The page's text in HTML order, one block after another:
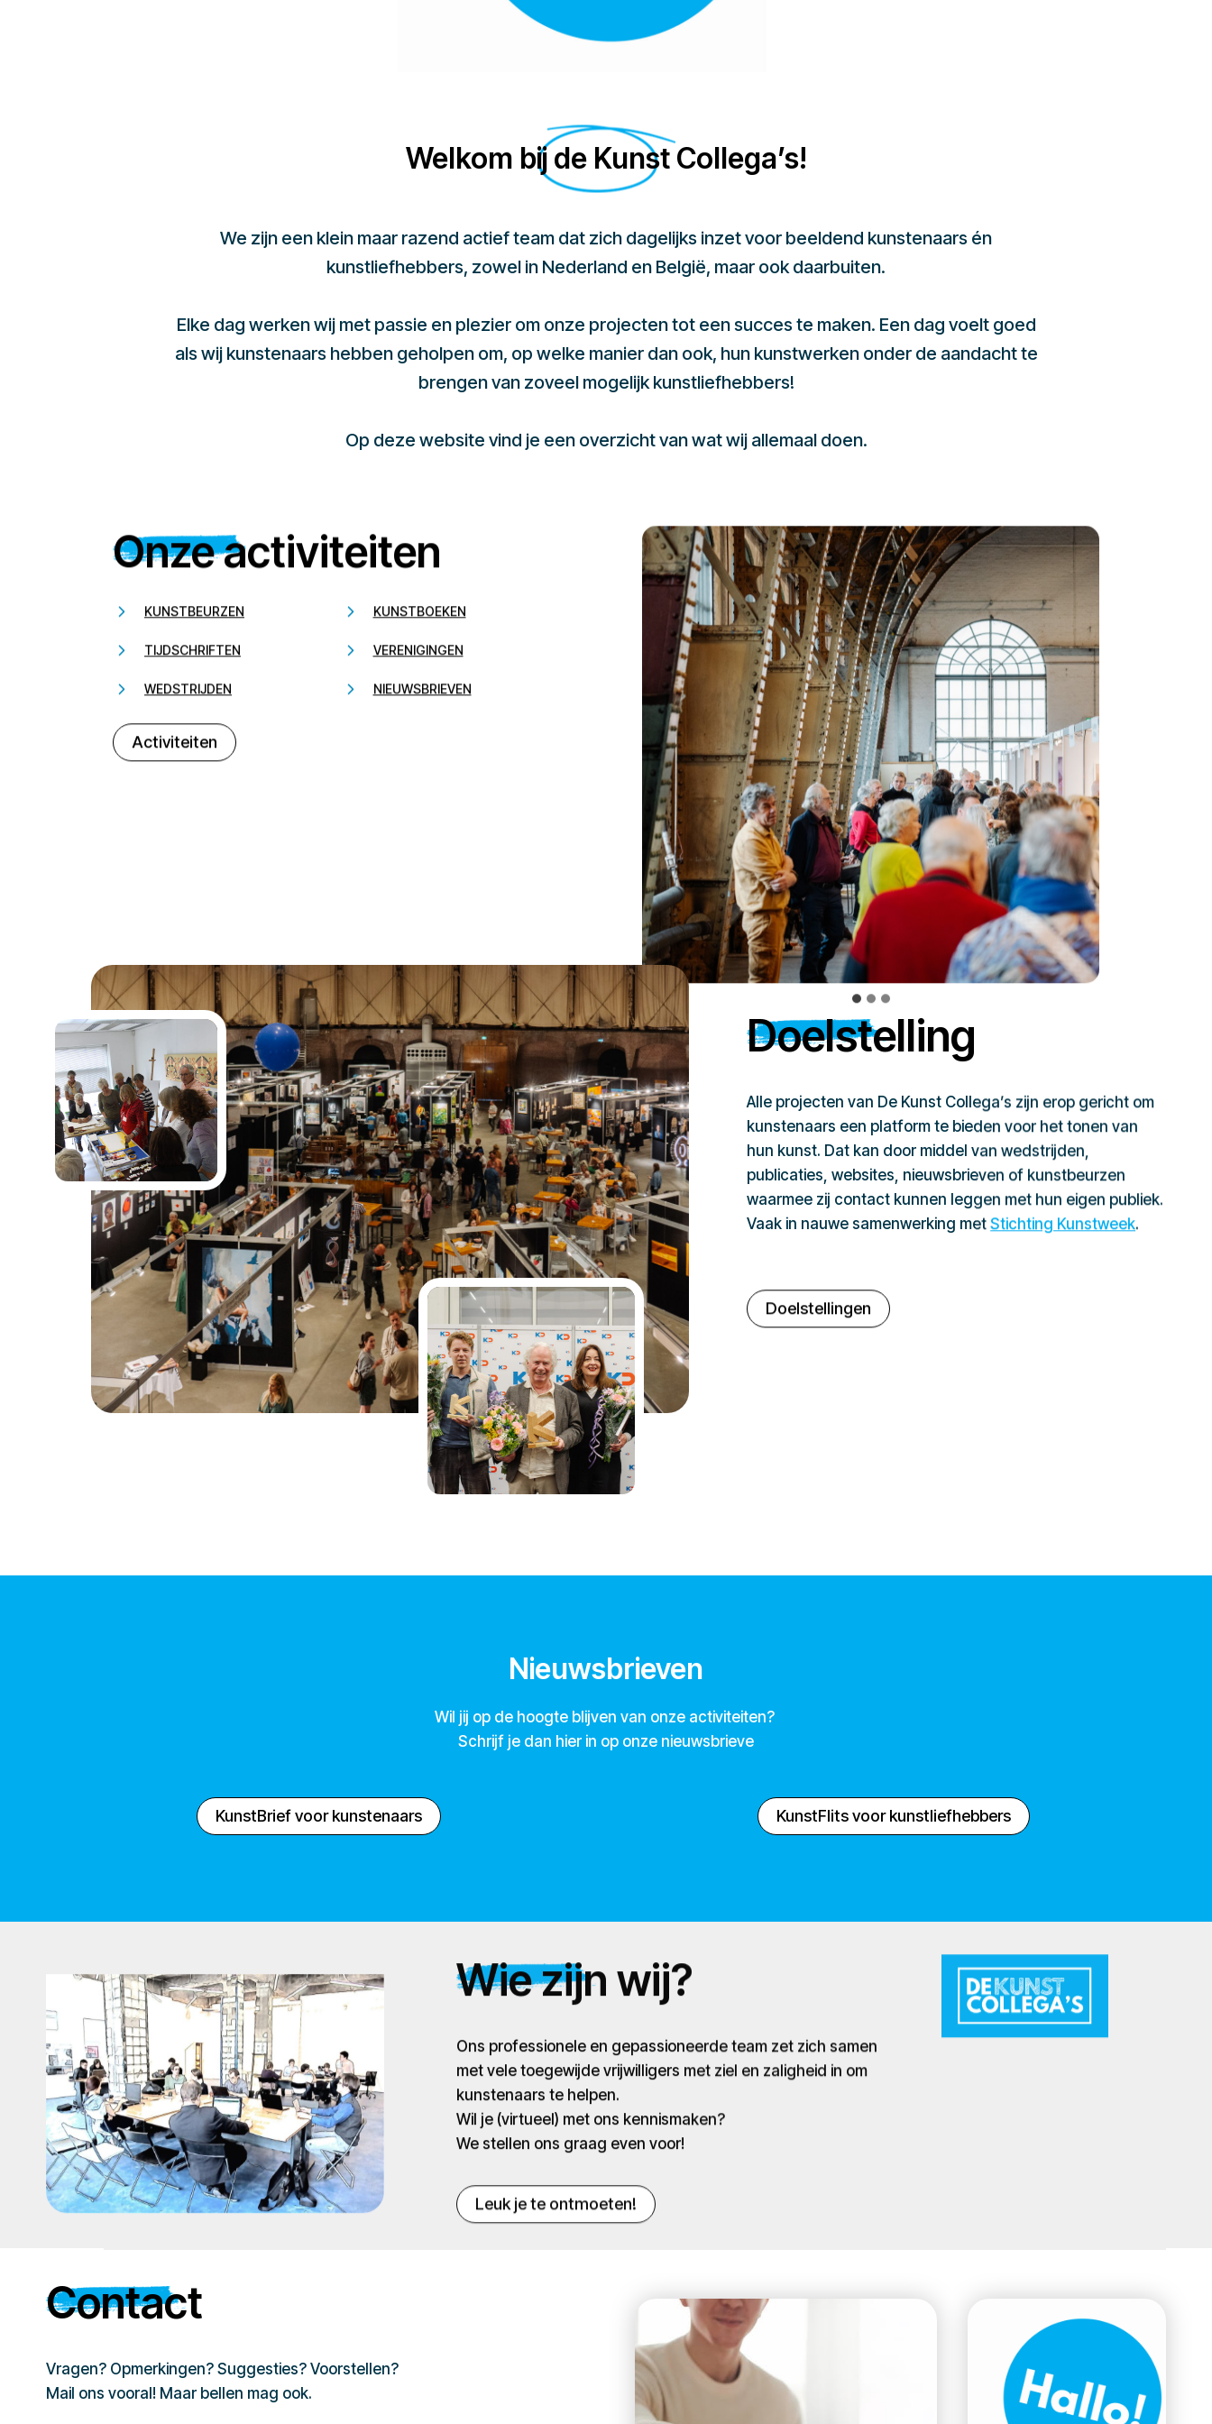
Welkom bij de Kunst Collega’s!
We zijn een klein maar razend actief team dat zich dagelijks inzet voor beeldend kunstenaars én
kunstliefhebbers, zowel in Nederland en België, maar ook daarbuiten.
Elke dag werken wij met passie en plezier om onze projecten tot een succes te maken. Een dag voelt goed
als wij kunstenaars hebben geholpen om, op welke manier dan ook, hun kunstwerken onder de aandacht te
brengen van zoveel mogelijk kunstliefhebbers!
Op deze website vind je een overzicht van wat wij allemaal doen.
Onze activiteiten
KUNSTBEURZEN KUNSTBOEKEN
TIJDSCHRIFTEN VERENIGINGEN
WEDSTRIJDEN NIEUWSBRIEVEN
Activiteiten
Doelstelling
Alle projecten van De Kunst Collega’s zijn erop gericht om
kunstenaars een platform te bieden voor het tonen van
hun kunst. Dat kan door middel van wedstrijden,
publicaties, websites, nieuwsbrieven of kunstbeurzen
waarmee zij contact kunnen leggen met hun eigen publiek.
Vaak in nauwe samenwerking metStichting Kunstweek.
Doelstellingen
Nieuwsbrieven
Wil jij op de hoogte blijven van onze activiteiten?
Schrijf je dan hier in op onze nieuwsbrieve
KunstBrief voor kunstenaars KunstFlits voor kunstliefhebbers
Wie zijn wij?
Ons professionele en gepassioneerde team zet zich samen
met vele toegewijde vrijwilligers met ziel en zaligheid in om
kunstenaars te helpen.
Wil je (virtueel) met ons kennismaken?
We stellen ons graag even voor!
Leuk je te ontmoeten!
Contact
Vragen? Opmerkingen? Suggesties? Voorstellen?
Mail ons vooral! Maar bellen mag ook.